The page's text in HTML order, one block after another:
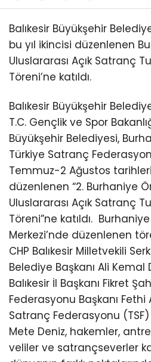
Balıkesir Büyükşehir
bu yıl ikincisi düzenlenen
Uluslararası Açık Satranç
Töreni’ne katıldı.
Balıkesir Büyükşehir
T.C. Gençlik ve Spor
Büyükşehir Belediyesi,
Türkiye Satranç
Temmuz-2 Ağustos
düzenlenen “2. Burhaniye
Uluslararası Açık Satranç
Töreni”ne katıldı.
Merkezi’nde düzenlenen
CHP Balıkesir Milletvekili
Belediye Başkanı Ali Kemal
Balıkesir İl Başkanı Fikret
Federasyonu Başkanı Fethi
Satranç Federasyonu (TSF)
Mete Deniz, hakemler,
veliler ve satrançseverler